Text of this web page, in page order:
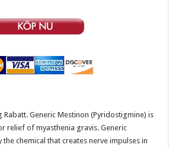
Rabatt. Generic Mestinon (Pyridostigmine) is
relief of myasthenia gravis. Generic
chemical that creates nerve impulses in